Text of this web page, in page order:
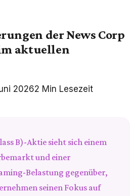
der News Corp
aktuellen
20262 Min Lesezeit
B)-Aktie sieht sich einem
und einer
Belastung gegenüber,
seinen Fokus auf